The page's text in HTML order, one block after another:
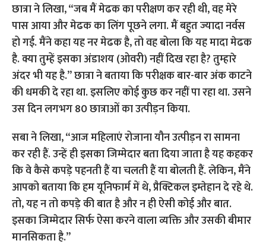
छात्रा ने लिखा, “जब मैं मेढक का परीक्षण कर रही थी, वह मेरे
पास आया और मेढक का लिंग पूछने लगा. मैं बहुत ज्यादा नर्वस
हो गई. मैंने कहा यह नर मेढक है, तो वह बोला कि यह मादा मेढक
है. क्या तुम्हें इसका अंडाशय (ओवरी) नहीं दिख रहा है? तुम्हारे
अंदर भी यह है.”छात्रा ने बताया कि परीक्षक बार-बार अंक काटने
की धमकी दे रहा था. इसलिए कोई कुछ कर नहीं पा रहा था. उसने
उस दिन लगभग 80 छात्राओं का उत्पीड़न किया.
सबा ने लिखा, “आज महिलाएं रोजाना यौन उत्पीड़न रा सामना
कर रही हैं. उन्हें ही इसका जिम्मेदार बता दिया जाता है यह कहकर
कि वे कैसे कपड़े पहनती हैं या चलती हैं या बोलती हैं. लेकिन, मैंने
आपको बताया कि हम यूनिफार्म में थे, प्रैक्टिकल इम्तेहान दे रहे थे.
तो, यह न तो कपड़े की बात है और न ही ऐसी कोई और बात.
इसका जिम्मेदार सिर्फ ऐसा करने वाला व्यक्ति और उसकी बीमार
मानसिकता है.”